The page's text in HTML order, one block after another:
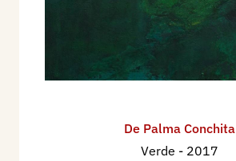
De Palma Conchita
Verde - 2017